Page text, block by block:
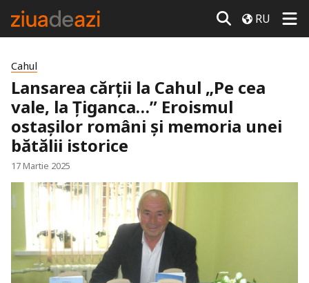
RU
Cahul
Lansarea cărții la Cahul „Pe cea
vale, la Țiganca…” Eroismul
ostașilor români și memoria unei
bătălii istorice
17 Martie 2025